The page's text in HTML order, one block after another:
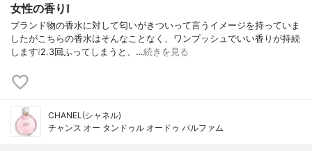
女性の香り❕
ブランド物の香水に対して匂いがきついって言うイメージを持っていま
したがこちらの香水はそんなことなく、ワンプッシュでいい香りが持続
します❕2.3回ふってしまうと、…続きを見る
CHANEL(シャネル)
チャンス オー タンドゥル オードゥ パルファム